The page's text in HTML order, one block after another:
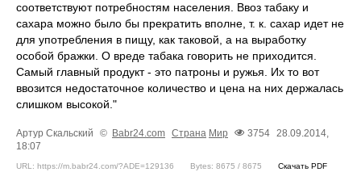
соответствуют потребностям населения. Ввоз табаку и
сахара можно было бы прекратить вполне, т. к. сахар идет не
для употребления в пищу, как таковой, а на выработку
особой бражки. О вреде табака говорить не приходится.
Самый главный продукт - это патроны и ружья. Их то вот
ввозится недостаточное количество и цена на них держалась
слишком высокой."
Артур Скальский © Babr24.com Страна Мир 3754 28.09.2014,
18:07
URL: https://m.babr24.com/?ADE=129136 Bytes: 8675 / 8675 Скачать PDF